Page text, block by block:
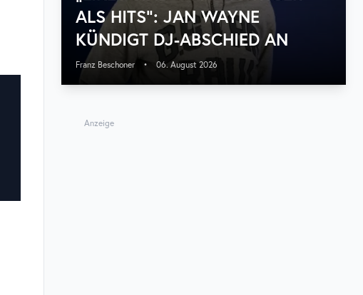
ALS HITS“: JAN WAYNE
KÜNDIGT DJ-ABSCHIED AN
Franz Beschoner • 06. August 2026
Anzeige